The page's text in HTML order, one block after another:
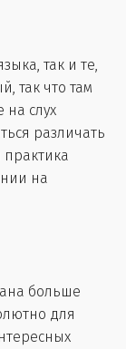
так и те,
так что там
слух
различать
на
больше
для